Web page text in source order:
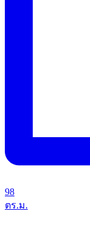
98
ตร.ม.